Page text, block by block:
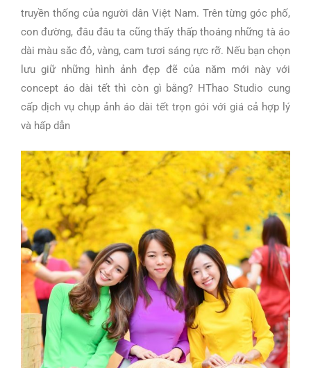
truyền thống của người dân Việt Nam. Trên từng góc phố,
con đường, đâu đâu ta cũng thấy thấp thoáng những tà áo
dài màu sắc đỏ, vàng, cam tươi sáng rực rỡ. Nếu bạn chọn
lưu giữ những hình ảnh đẹp đẽ của năm mới này với
concept áo dài tết thì còn gì bằng? HThao Studio cung
cấp dịch vụ chụp ảnh áo dài tết trọn gói với giá cả hợp lý
và hấp dẫn